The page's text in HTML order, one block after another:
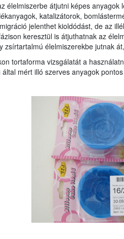
élelmiszerbe átjutni képes
katalizátorok,
jelenthet kioldódást, de az
keresztül is átjuthatnak az
zsírtartalmú élelmiszerekbe jutnak
tortaforma vizsgálatát a
mért illó szerves anyagok